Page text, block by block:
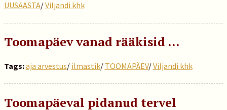
UUSAASTA/Viljandi khk
Toomapäev vanad rääkisid …
Tags:aja arvestus/ ilmastik/ TOOMAPÄEV/Viljandi khk
Toomapäeval pidanud tervel